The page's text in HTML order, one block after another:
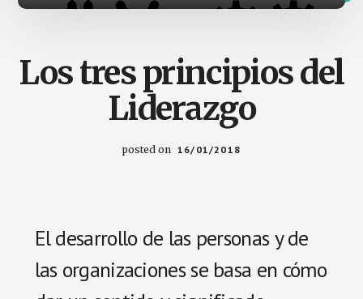
Los tres principios del
Liderazgo
posted on 16/01/2018
El desarrollo de las personas y de
las organizaciones se basa en cómo